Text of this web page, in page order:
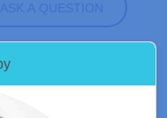
ASK A QUESTION